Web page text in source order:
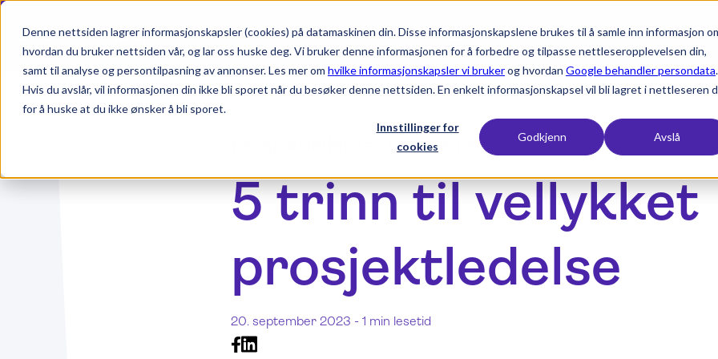
Denne nettsiden lagrer informasjonskapsler (cookies) på datamaskinen din. Disse informasjonskapslene brukes til å samle inn informasjon
hvordan du bruker nettsiden vår, og lar oss huske deg. Vi bruker denne informasjonen for å forbedre og tilpasse nettleseropplevelsen din,
samt til analyse og persontilpasning av annonser. Les mer om hvilke informasjonskapsler vi brukerog hvordan Google behandler persondata.
Hvis du avslår, vil informasjonen din ikke bli sporet når du besøker denne nettsiden. En enkelt informasjonskapsel vil bli lagret i nettleseren
for å huske at du ikke ønsker å bli sporet.
Innstillinger for
cookies
Godkjenn Avslå
Produkterexpand_more Bransjerexpand_more Ressurserexpand_more
Prosjektledernes beste tips
5 trinn til vellykket
prosjektledelse
20. september 2023 - 1 min lesetid